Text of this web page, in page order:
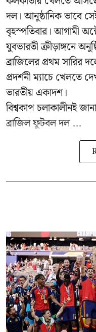
দল। আনুষ্ঠানিক ভাবে
বৃহস্পতিবার। আগামী
যুবভারতী ক্রীড়াঙ্গনে
ব্রাজিলের প্রথম
প্রদর্শনী ম্যাচে খেলতে
ভারতীয় একাদশ।
বিশ্বকাপ চলাকালীনই
ব্রাজিল ফুটবল দল ...